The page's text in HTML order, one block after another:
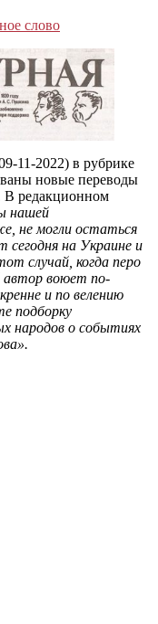
слово
11-2022) в рубрике
новые переводы
В редакционном
нашей
не могли остаться
на Украине и
случай, когда перо
воюет по-
и по велению
подборку
народов о событиях
».